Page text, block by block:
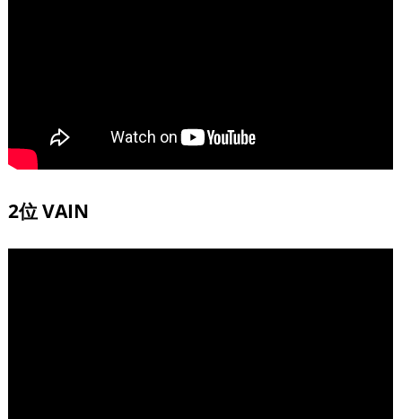
2位 VAIN